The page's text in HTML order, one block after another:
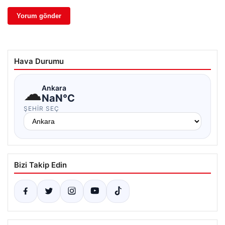
Hava Durumu
☁Ankara
NaN°C
ŞEHIR SEÇ
Bizi Takip Edin